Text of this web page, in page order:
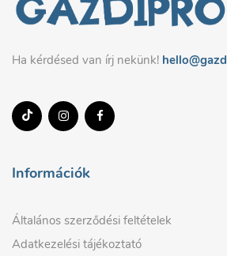
Ha kérdésed van írj nekünk!
Információk
Általános szerződési feltételek
Adatkezelési tájékoztató